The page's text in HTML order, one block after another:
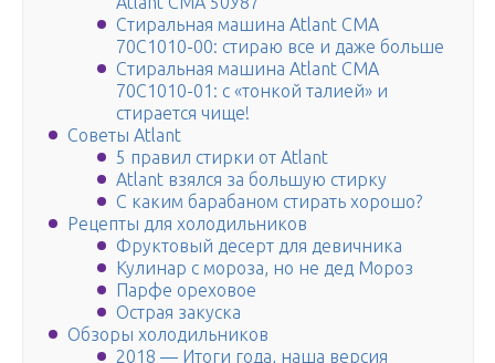
Стиральная машина Atlant СМА
70С1010-00: стираю все и даже больше
Стиральная машина Atlant СМА
70С1010-01: с «тонкой талией» и
стирается чище!
Советы Atlant
5 правил стирки от Atlant
Atlant взялся за большую стирку
С каким барабаном стирать хорошо?
Рецепты для холодильников
Фруктовый десерт для девичника
Кулинар с мороза, но не дед Мороз
Парфе ореховое
Острая закуска
Обзоры холодильников
2018 — Итоги года, наша версия